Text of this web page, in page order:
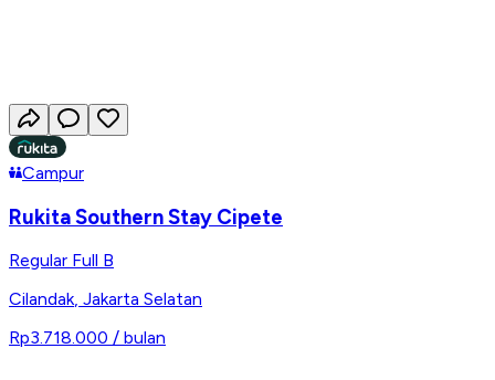
Campur
Rukita Southern Stay Cipete
Regular Full B
Cilandak, Jakarta Selatan
Rp3.718.000 / bulan